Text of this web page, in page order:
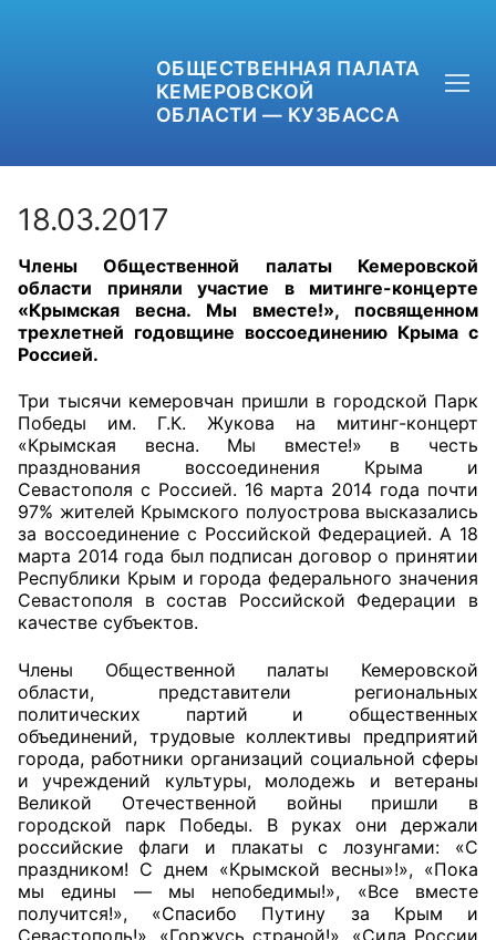
ОБЩЕСТВЕННАЯ ПАЛАТА
КЕМЕРОВСКОЙ
ОБЛАСТИ — КУЗБАССА
+7 (3842) 58-82-40
OPKO42@BK.RU
Главная
Общественные советы
Общественные советы при территориальных
органах федеральных органов
исполнительной власти
Общественные советы по проведению
независимой оценки качества условий
оказания услуг
О Палате
Структура Палаты
18.03.2017
Члены Общественной палаты Кемеровской
области приняли участие в митинге-концерте
«Крымская весна. Мы вместе!», посвященном
трехлетней годовщине воссоединению Крыма с
Россией.
Три тысячи кемеровчан пришли в городской Парк
Победы им. Г.К. Жукова на митинг-концерт
«Крымская весна. Мы вместе!» в честь
празднования воссоединения Крыма и
Севастополя с Россией. 16 марта 2014 года почти
97% жителей Крымского полуострова высказались
за воссоединение с Российской Федерацией. А 18
марта 2014 года был подписан договор о принятии
Республики Крым и города федерального значения
Севастополя в состав Российской Федерации в
качестве субъектов.
Члены Общественной палаты Кемеровской
области, представители региональных
политических партий и общественных
объединений, трудовые коллективы предприятий
города, работники организаций социальной сферы
и учреждений культуры, молодежь и ветераны
Великой Отечественной войны пришли в
городской парк Победы. В руках они держали
российские флаги и плакаты с лозунгами: «С
праздником! С днем «Крымской весны»!», «Пока
мы едины — мы непобедимы!», «Все вместе
получится!», «Спасибо Путину за Крым и
Севастополь!», «Горжусь страной!», «Сила России